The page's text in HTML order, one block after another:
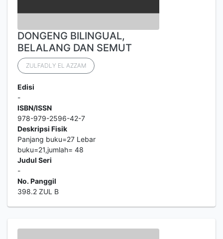
DONGENG BILINGUAL,
BELALANG DAN SEMUT
ZULFADLY EL AZZAM
Edisi
-
ISBN/ISSN
978-979-2596-42-7
Deskripsi Fisik
Panjang buku=27 Lebar
buku=21,jumlah= 48
Judul Seri
-
No. Panggil
398.2 ZUL B